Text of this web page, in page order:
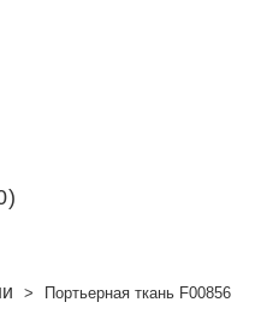
>
Портьерная ткань F00856